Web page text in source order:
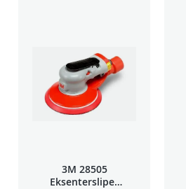
3M 28505
Eksentersliper